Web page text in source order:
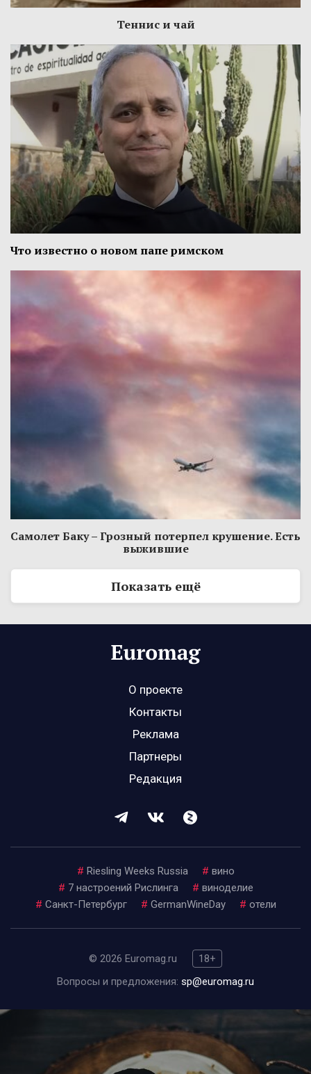
Теннис и чай
Что известно о новом папе римском
Самолет Баку – Грозный потерпел крушение. Есть
выжившие
Показать ещё
О проекте
Контакты
Реклама
Партнеры
Редакция
# Riesling Weeks Russia # вино
# 7 настроений Рислинга # виноделие
# Санкт-Петербург # GermanWineDay # отели
© 2026 Euromag.ru
18+
Вопросы и предложения: sp@euromag.ru